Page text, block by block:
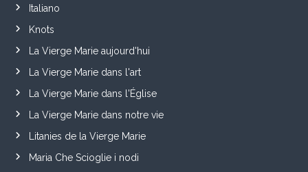
Italiano
Knots
La Vierge Marie aujourd'hui
La Vierge Marie dans l'art
La Vierge Marie dans l'Église
La Vierge Marie dans notre vie
Litanies de la Vierge Marie
Maria Che Scioglie i nodi